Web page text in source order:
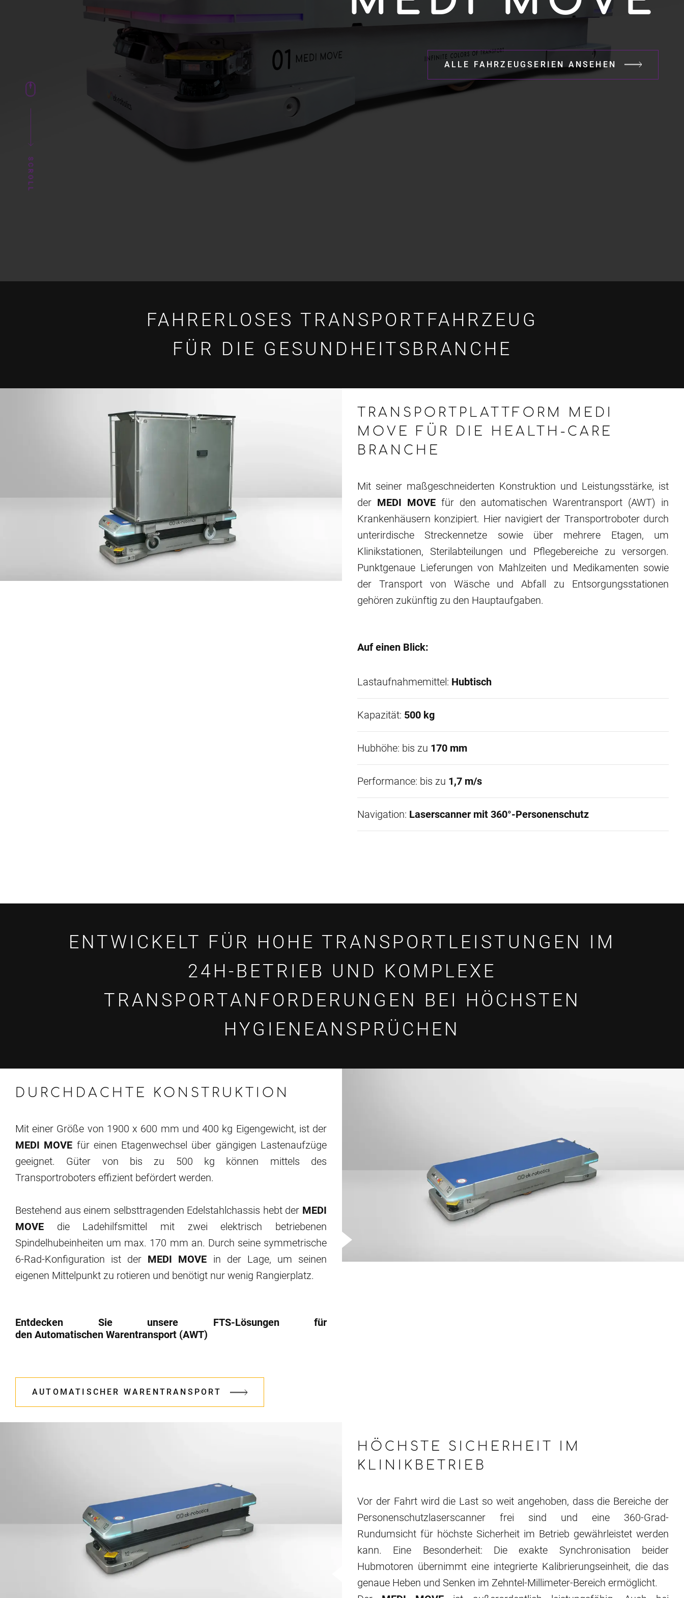
ALLE FAHRZEUGSERIEN ANSEHEN
FAHRERLOSES TRANSPORTFAHRZEUG
FÜR DIE GESUNDHEITSBRANCHE
TRANSPORTPLATTFORM MEDI
MOVE FÜR DIE HEALTH-CARE
BRANCHE
Mit seiner maßgeschneiderten Konstruktion und Leistungsstärke, ist
der MEDI MOVEfür den automatischen Warentransport (AWT) in
Krankenhäusern konzipiert. Hier navigiert der Transportroboter durch
unterirdische Streckennetze sowie über mehrere Etagen, um
Klinikstationen, Sterilabteilungen und Pflegebereiche zu versorgen.
Punktgenaue Lieferungen von Mahlzeiten und Medikamenten sowie
der Transport von Wäsche und Abfall zu Entsorgungsstationen
gehören zukünftig zu den Hauptaufgaben.
Auf einen Blick:
Lastaufnahmemittel: Hubtisch
Kapazität: 500 kg
Hubhöhe: bis zu 170 mm
Performance: bis zu 1,7 m/s
Navigation: Laserscanner mit 360°-Personenschutz
ENTWICKELT FÜR HOHE TRANSPORTLEISTUNGEN IM
24H-BETRIEB UND KOMPLEXE
TRANSPORTANFORDERUNGEN BEI HÖCHSTEN
HYGIENEANSPRÜCHEN
DURCHDACHTE KONSTRUKTION
Mit einer Größe von 1900 x 600 mm und 400 kg Eigengewicht, ist der
MEDI MOVE für einen Etagenwechsel über gängigen Lastenaufzüge
geeignet. Güter von bis zu 500 kg können mittels des
Transportroboters effizient befördert werden.
Bestehend aus einem selbsttragenden Edelstahlchassis hebt der MEDI
MOVE die Ladehilfsmittel mit zwei elektrisch betriebenen
Spindelhubeinheiten um max. 170 mm an. Durch seine symmetrische
6-Rad-Konfiguration ist der MEDI MOVE in der Lage, um seinen
eigenen Mittelpunkt zu rotieren und benötigt nur wenig Rangierplatz.
Entdecken Sie unsere FTS-Lösungen für
den Automatischen Warentransport (AWT)
AUTOMATISCHER WARENTRANSPORT
HÖCHSTE SICHERHEIT IM
KLINIKBETRIEB
Vor der Fahrt wird die Last so weit angehoben, dass die Bereiche der
Personenschutzlaserscanner frei sind und eine 360-Grad-
Rundumsicht für höchste Sicherheit im Betrieb gewährleistet werden
kann. Eine Besonderheit: Die exakte Synchronisation beider
Hubmotoren übernimmt eine integrierte Kalibrierungseinheit, die das
genaue Heben und Senken im Zehntel-Millimeter-Bereich ermöglicht.